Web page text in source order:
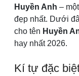
Huyền Anh –
đẹp nhất. Dưới
cho tên Huyền
hay nhất 2026.
Kí tự đặc